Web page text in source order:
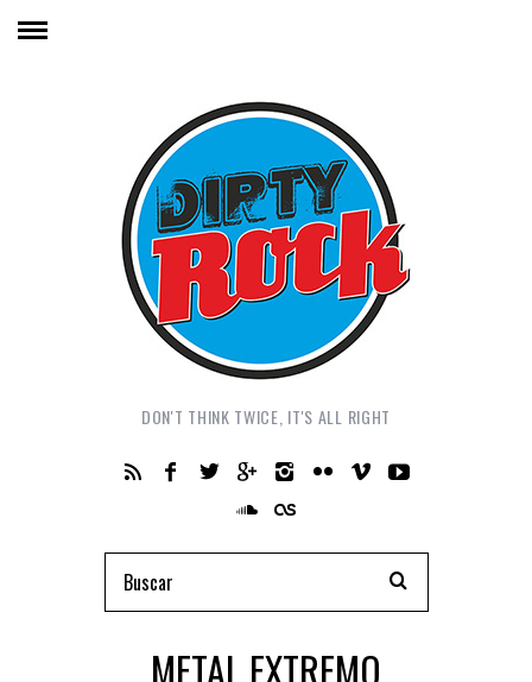
DON'T THINK TWICE, IT'S ALL RIGHT
METAL EXTREMO